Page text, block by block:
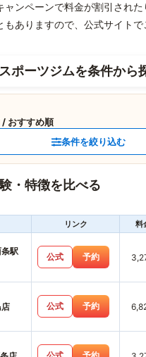
ャンペーンで料金が割引され
もありますので、公式サイトで
ポーツジムを条件から
おすすめ順
条件を絞り込む
・特徴を比べる
リンク 料
駅
公式 予約
公式 予約